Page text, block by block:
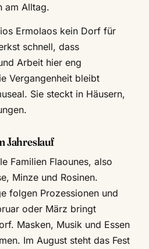
am Alltag.
Ermolaos kein Dorf für
schnell, dass
Arbeit hier eng
Vergangenheit bleibt
Sie steckt in Häusern,
Jahreslauf
Familien Flaounes, also
Minze und Rosinen.
folgen Prozessionen und
oder März bringt
Masken, Musik und Essen
Im August steht das Fest